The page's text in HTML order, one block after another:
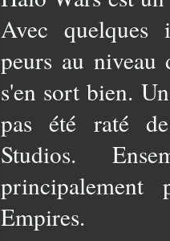
Avec quelques
peurs au niveau
s'en sort bien.
pas été raté
Studios.
Empires.